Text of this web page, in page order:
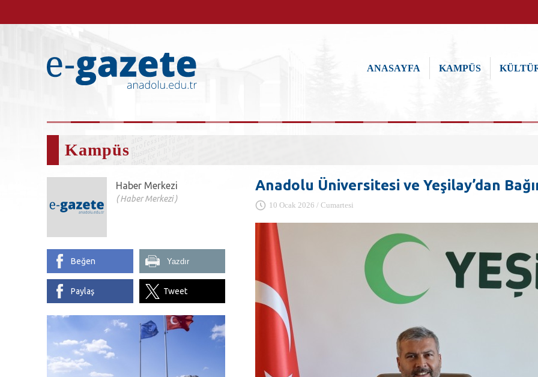
ANASAYFA KAMPÜS
Kampüs
Anadolu Üniversitesi ve Yeşilay’dan
10 Ocak 2026 / Cumartesi
Haber Merkezi
Haber Merkezi
Beğen Yazdır
Paylaş Tweet